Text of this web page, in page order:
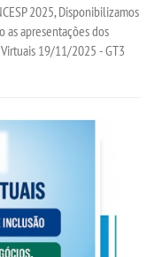
2025, Disponibilizamos
as apresentações dos
19/11/2025 - GT3